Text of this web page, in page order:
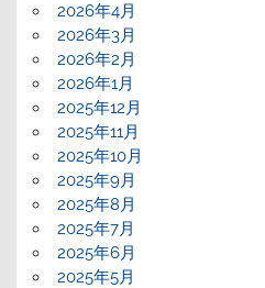
2026年4月
2026年3月
2026年2月
2026年1月
2025年12月
2025年11月
2025年10月
2025年9月
2025年8月
2025年7月
2025年6月
2025年5月